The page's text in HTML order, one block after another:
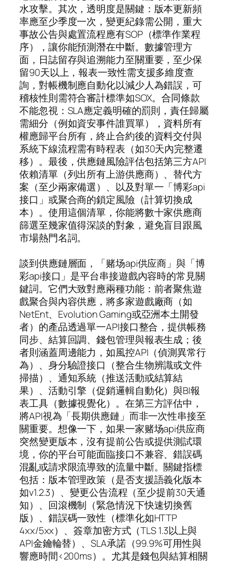
水攻擊。其次，透明度是關鍵：版本更新頻
率應至少季度一次，變更紀錄需公開，重大
事故公告與處置流程應有SOP（標準作業程
序），讓你能預測潛在中斷。數據管理方
面，日誌留存與追溯能力至關重要，至少保
留90天以上，報表一致性需支援多維度查
詢，對帳機制應自動化以減少人為錯誤，可
稽核性則需符合審計標準如SOX。合同條款
不能忽視：SLA應定義明確的罰則，責任歸屬
需細分（例如資安事件誰買單），資料所有
權應歸平台所有，終止合約後的資料交付與
系統下線流程需有時程表（如30天內完整遷
移）。最後，供應鏈風險評估包括第三方API
依賴清單（列出所有上游供應商）、替代方
案（至少兩家備選）、以及對單一「博彩api
接口」或聚合商的鎖定風險（計算切換成
本）。使用這個清單，你能將數十家供應商
篩選至幾家值得深談的對象，避免盲目跟風
市場熱門名詞。
談到供應鏈層面，「赌场api供应商」與「博
彩api接口」是平台串接遊戲內容時的常見關
鍵詞。它們大致對應兩種功能：前者聚焦遊
戲聚合與內容供應，將多家遊戲廠商（如
NetEnt、Evolution Gaming或亞洲本土開發
者）的產品透過單一API接口整合，提供帳務
同步、結算回調、錢包管理與報表生成；後
者則涵蓋周邊能力，如風控API（偵測異常行
為）、身分驗證接口（整合生物辨識或文件
掃描）、通知系統（推送活動或結算結
果）、活動引擎（促銷邏輯自動化）與BI報
表工具（數據視覺化）。在第三方評估中，
將API視為「長期供應鏈」而非一次性串接至
關重要。想像一下，如果一家赌场api供应商
突然變更版本，沒有提前公告或提供測試環
境，你的平台可能面臨接口不兼容、錯誤碼
混亂或請求限流導致的流量中斷。關鍵指標
包括：版本管理政策（是否支援語義化版本
如v1.2.3）、變更公告流程（至少提前30天通
知）、回滾機制（緊急情況下快速切換舊
版）、錯誤碼一致性（標準化如HTTP
4xx/5xx）、簽章加密方式（TLS 1.3以上與
API金鑰輪替）、SLA承諾（99.9%可用性與
響應時間<200ms）。尤其是錢包與結算相關